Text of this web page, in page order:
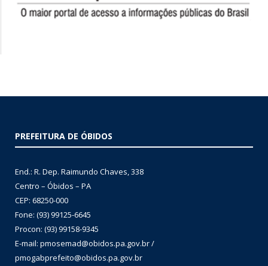
PREFEITURA DE ÓBIDOS
End.: R. Dep. Raimundo Chaves, 338
Centro – Óbidos – PA
CEP: 68250-000
Fone: (93) 99125-6645
Procon: (93) 99158-9345
E-mail: pmosemad@obidos.pa.gov.br /
pmogabprefeito@obidos.pa.gov.br